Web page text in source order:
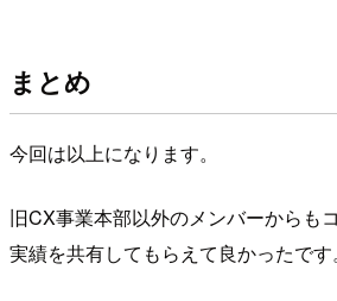
まとめ
今回は以上になります。
旧CX事業本部以外のメンバーからも
実績を共有してもらえて良かったです。